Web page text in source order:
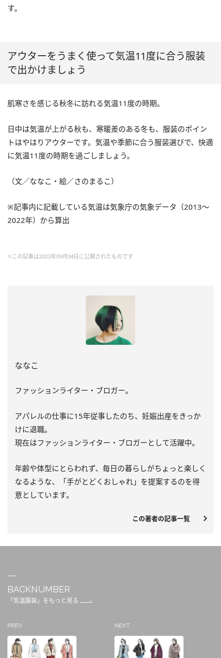
す。
アウターをうまく使って気温11度に合う服装
で出かけましょう
肌寒さを感じる秋冬に訪れる気温11度の時期。
日中は気温が上がる秋も、寒暖差のある冬も、服装のポイン
トはやはりアウターです。気温や季節に合う服装選びで、快適
に気温11度の時期を過ごしましょう。
（文／ななこ・絵／さのまるこ）
※記事内に記載している気温は気象庁の気象データ（2013～
2022年）から算出
※この記事は2023年09月04日に公開されたものです
ななこ
ファッションライター・ブロガー。
アパレルの仕事に15年従事したのち、妊娠出産をきっか
けに退職。
現在はファッションライター・ブロガーとして活躍中。
年齢や体型にとらわれず、毎日の暮らしがちょっと楽しく
なるような、「手がとどくおしゃれ」を提案するのを得
意としています。
この著者の記事一覧
BACKNUMBER
「気温服装」をもっと見る
PREV NEXT